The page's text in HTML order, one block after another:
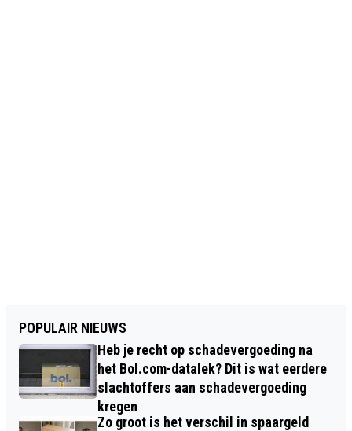
POPULAIR NIEUWS
Heb je recht op schadevergoeding na
het Bol.com-datalek? Dit is wat eerdere
slachtoffers aan schadevergoeding
kregen
Zo groot is het verschil in spaargeld